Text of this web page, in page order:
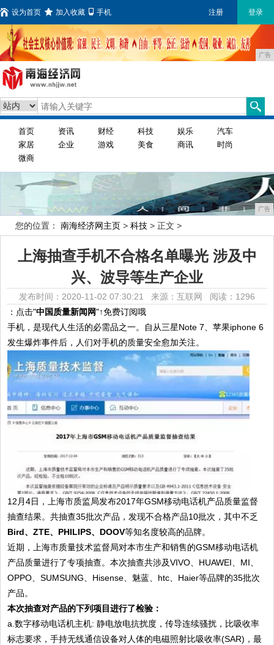
设为首页 加入收藏 手机 注册 登录
广告
首页 资讯 财经 科技 娱乐
汽车
家居
企业 游戏 美食 商讯
时尚
微商
广告
您的位置： 南海经济网主页 > 科技 > 正文 >
上海抽查手机不合格名单曝光 涉及中
兴、波导等生产企业
发布时间：2020-11-02 07:30:21 来源：互联网 阅读：1296
：点击"中国质量新闻网"↑免费订阅哦
手机，是现代人生活的必需品之一。自从三星Note 7、苹果iphone 6
发生爆炸事件后，人们对手机的质量安全愈加关注。
12月4日，上海市质监局发布2017年GSM移动电话机产品质量监督
抽查结果。共抽查35批次产品，发现不合格产品10批次，其中不乏
Bird、ZTE、PHILIPS、DOOV等知名度较高的品牌。
近期，上海市质量技术监督局对本市生产和销售的GSM移动电话机
产品质量进行了专项抽查。本次抽查共涉及VIVO、HUAWEI、MI、
OPPO、SUMSUNG、Hisense、魅蓝、htc、Haier等品牌的35批次
产品。
本次抽查对产品的下列项目进行了检验：
a.数字移动电话机主机: 静电放电抗扰度，传导连续骚扰，比吸收率
标志要求，手持无线通信设备对人体的电磁照射比吸收率(SAR)，最